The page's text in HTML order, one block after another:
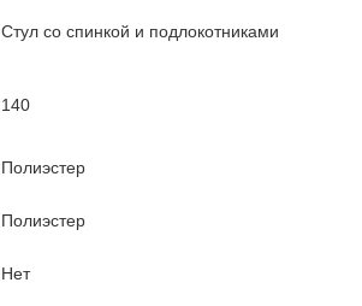
Стул со спинкой и подлокотниками
140
Полиэстер
Полиэстер
Нет